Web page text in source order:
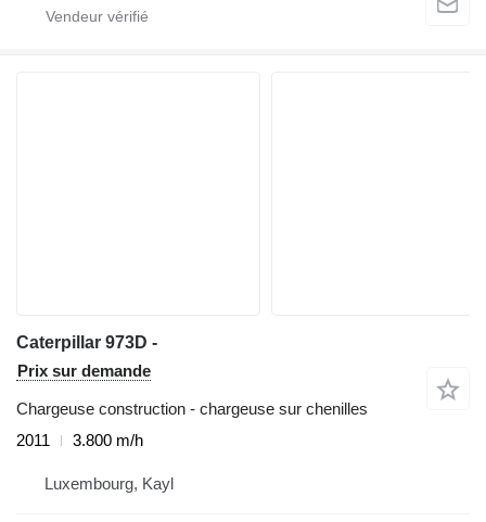
Caterpillar 973D -
Prix sur demande
Chargeuse construction - chargeuse sur chenilles
2011
3.800 m/h
Luxembourg, Kayl